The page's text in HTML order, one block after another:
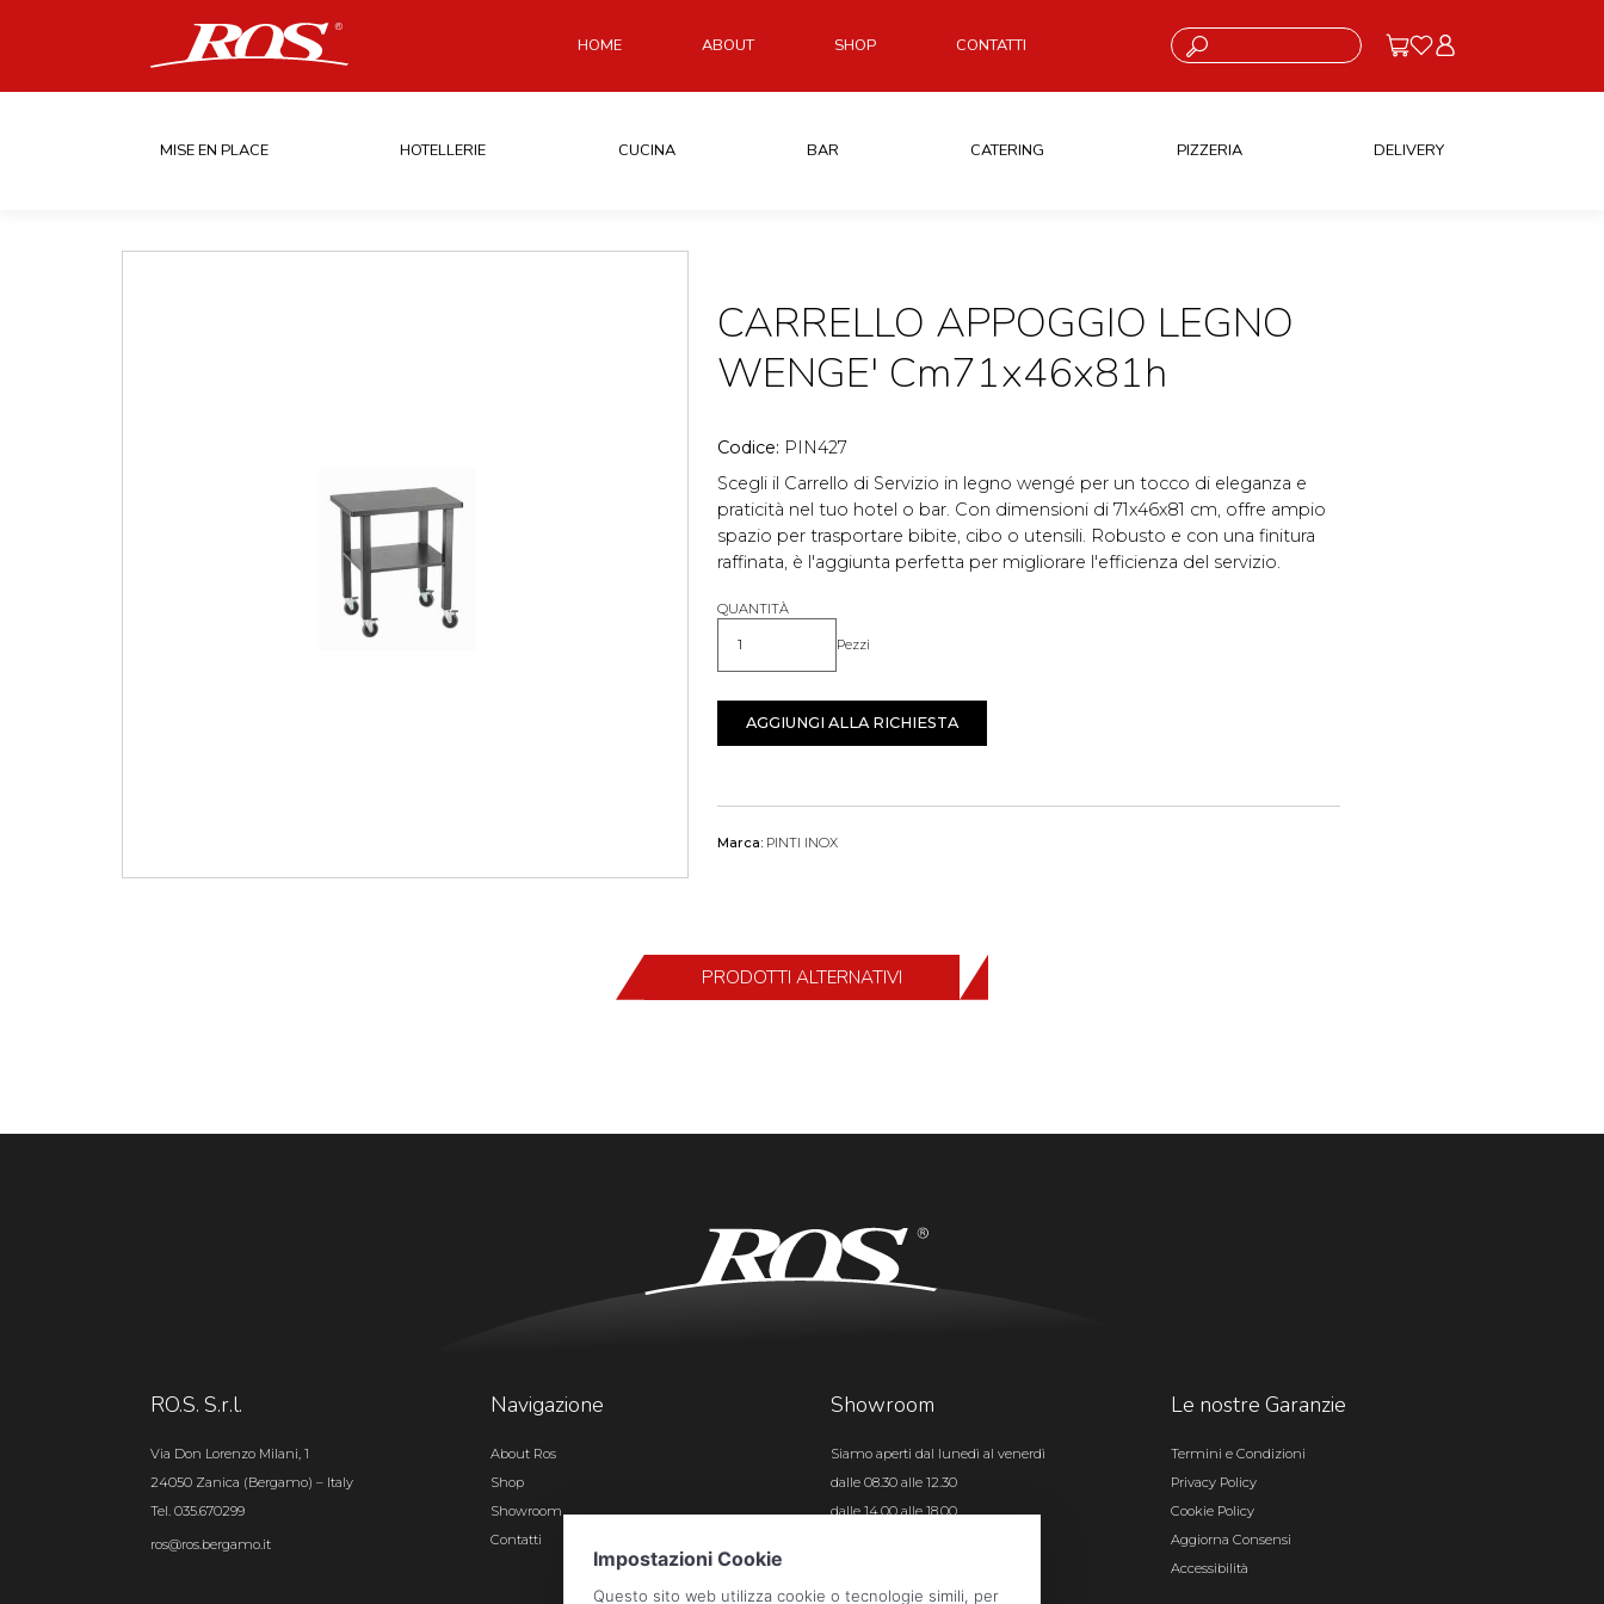
HOME ABOUT SHOP CONTATTI Cosa stai cercando?
MISE EN PLACE HOTELLERIE CUCINA BAR CATERING PIZZERIA DELIVERY
CARRELLO APPOGGIO LEGNO
WENGE' Cm71x46x81h
Codice: PIN427
Scegli il Carrello di Servizio in legno wengé per un tocco di eleganza e
praticità nel tuo hotel o bar. Con dimensioni di 71x46x81 cm, offre ampio
spazio per trasportare bibite, cibo o utensili. Robusto e con una finitura
raffinata, è l'aggiunta perfetta per migliorare l'efficienza del servizio.
QUANTITÀ
Quantità Pezzi
AGGIUNGI ALLA RICHIESTA
Marca: PINTI INOX
PRODOTTI ALTERNATIVI
RO.S. S.r.l.
Via Don Lorenzo Milani, 1
24050 Zanica (Bergamo) – Italy
Tel. 035.670299
ros@ros.bergamo.it
Navigazione
About Ros
Shop
Showroom
Contatti
Showroom
Siamo aperti dal lunedì al venerdì
dalle 08.30 alle 12.30
dalle 14.00 alle 18.00
Le nostre Garanzie
Termini e Condizioni
Privacy Policy
Cookie Policy
Aggiorna Consensi
Accessibilità